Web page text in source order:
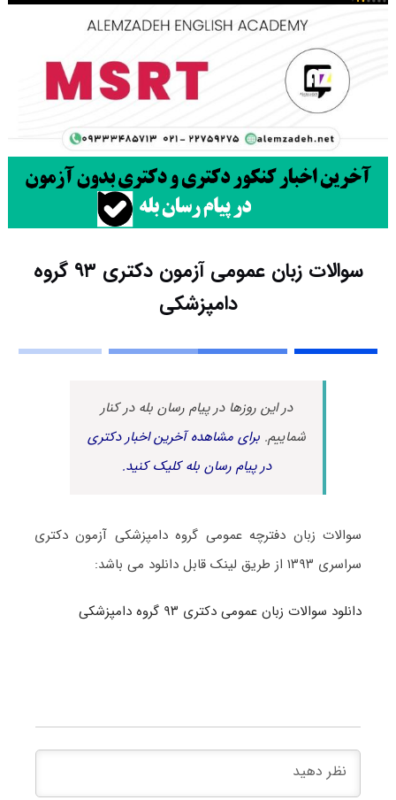
سوالات زبان عمومی آزمون دکتری ۹۳ گروه
دامپزشکی
در این روزها در پیام رسان بله در کنار
شماییم.برای مشاهده آخرین اخبار دکتری
در پیام رسان بله کلیک کنید.
سوالات زبان دفترچه عمومی گروه دامپزشکی آزمون دکتری
سراسری ۱۳۹۳ از طریق لینک قابل دانلود می باشد:
دانلود سوالات زبان عمومی دکتری ۹۳ گروه دامپزشکی